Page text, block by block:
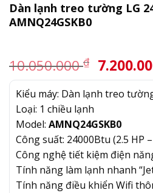
Dàn lạnh treo tường LG
AMNQ24GSKB0
10.050.000₫ Giá
gốc
là:
Kiểu máy: Dàn lạnh treo
Loại: 1 chiều lạnh
Model: AMNQ24GSKB0
Công suất: 24000Btu (2.5 HP –
Công nghệ tiết kiệm điện
Tính năng làm lạnh nhanh
Tính năng điều khiển Wifi